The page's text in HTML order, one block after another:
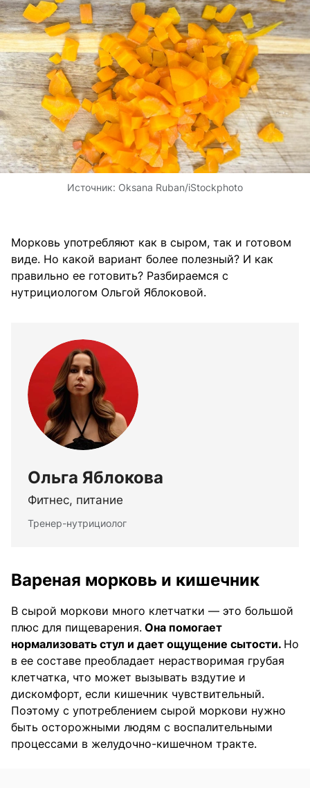
Источник: Oksana Ruban/iStockphoto
Морковь употребляют как в сыром, так и готовом
виде. Но какой вариант более полезный? И как
правильно ее готовить? Разбираемся с
нутрициологом Ольгой Яблоковой.
Ольга Яблокова
Фитнес, питание
Тренер-нутрициолог
Вареная морковь и кишечник
В сырой моркови много клетчатки — это большой
плюс для пищеварения. Она помогает
нормализовать стул и дает ощущение сытости. Но
в ее составе преобладает нерастворимая грубая
клетчатка, что может вызывать вздутие и
дискомфорт, если кишечник чувствительный.
Поэтому с употреблением сырой моркови нужно
быть осторожными людям с воспалительными
процессами в желудочно-кишечном тракте.